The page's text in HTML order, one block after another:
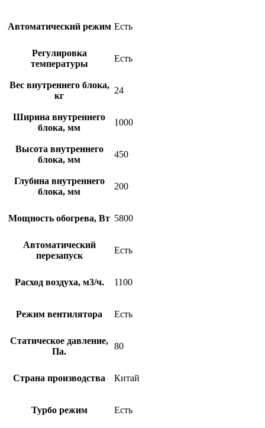
Автоматический режим Есть
Регулировка
температуры
Есть
Вес внутреннего блока,
кг
24
Ширина внутреннего
блока, мм
1000
Высота внутреннего
блока, мм
450
Глубина внутреннего
блока, мм
200
Мощность обогрева, Вт 5800
Автоматический
перезапуск
Есть
Расход воздуха, м3/ч. 1100
Режим вентилятора Есть
Статическое давление,
Па.
80
Страна производства Китай
Турбо режим Есть